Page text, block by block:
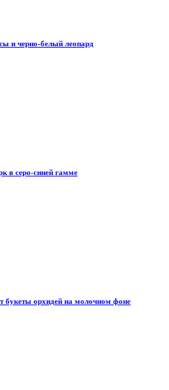
и черно-белый леопард
в серо-синей гамме
букеты орхидей на молочном фоне